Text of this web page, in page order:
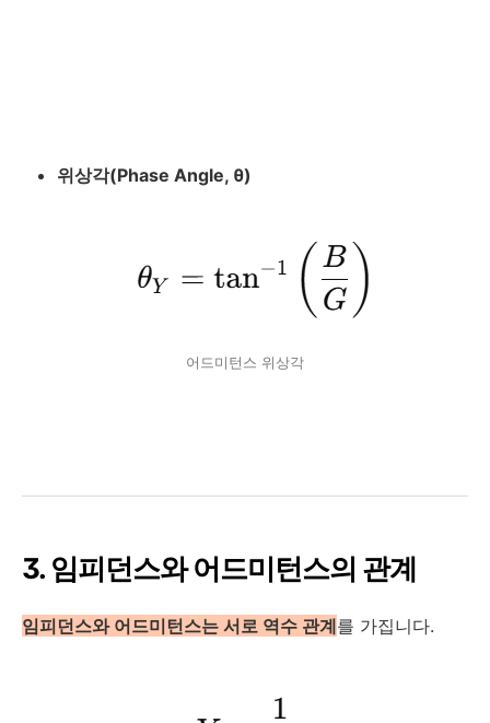
위상각(Phase Angle, θ)
어드미턴스 위상각
3. 임피던스와 어드미턴스의 관계
임피던스와 어드미턴스는 서로 역수 관계를 가집니다.